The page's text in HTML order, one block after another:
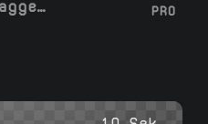
Schnelle Wellenflagge im Einsatz PRO